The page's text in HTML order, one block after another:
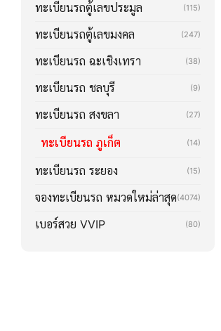
ทะเบียนรถตู้เลขประมูล (115)
ทะเบียนรถตู้เลขมงคล (247)
ทะเบียนรถ ฉะเชิงเทรา (38)
ทะเบียนรถ ชลบุรี (9)
ทะเบียนรถ สงขลา (27)
ทะเบียนรถ ภูเก็ต (14)
ทะเบียนรถ ระยอง (15)
จองทะเบียนรถ หมวดใหม่ล่าสุด(4074)
เบอร์สวย VVIP (80)